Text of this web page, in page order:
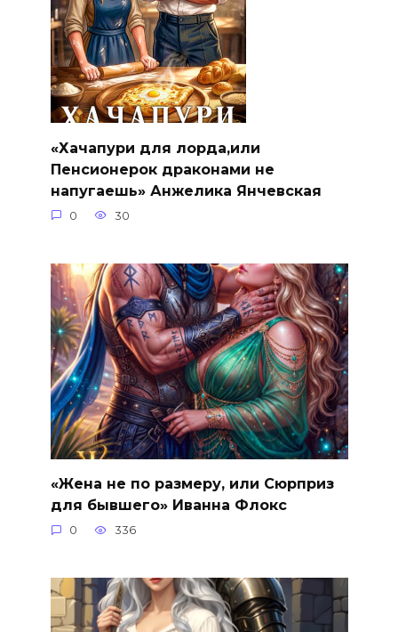
«Хачапури для лорда,или
Пенсионерок драконами не
напугаешь» Анжелика Янчевская
0 30
«Жена не по размеру, или Сюрприз
для бывшего» Иванна Флокс
0 336